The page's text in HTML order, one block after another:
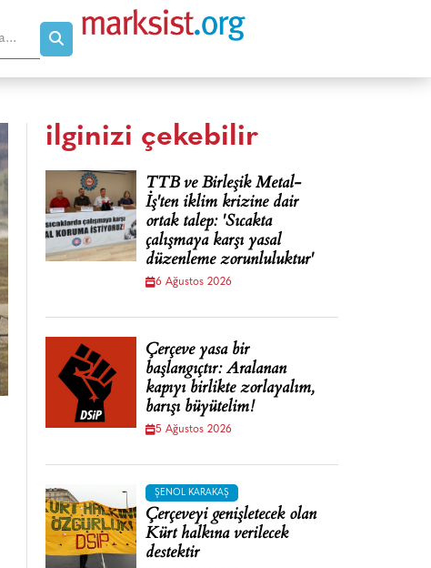
ilginizi çekebilir
TTB ve Birleşik Metal-
İş'ten iklim krizine dair
ortak talep: 'Sıcakta
çalışmaya karşı yasal
düzenleme zorunluluktur'
6 Ağustos 2026
Çerçeve yasa bir
başlangıçtır: Aralanan
kapıyı birlikte zorlayalım,
barışı büyütelim!
5 Ağustos 2026
ŞENOL KARAKAŞ
Çerçeveyi genişletecek olan
Kürt halkına verilecek
destektir